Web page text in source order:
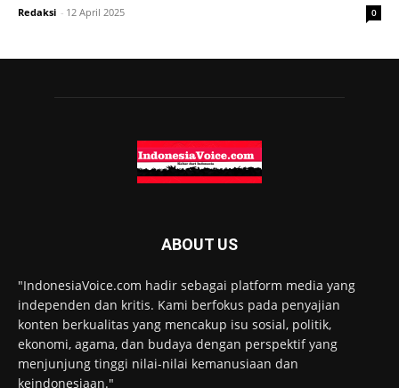
Redaksi - 12 April 2025 0
ABOUT US
"IndonesiaVoice.com hadir sebagai platform media yang
independen dan kritis. Kami berfokus pada penyajian
konten berkualitas yang mencakup isu sosial, politik,
ekonomi, agama, dan budaya dengan perspektif yang
menjunjung tinggi nilai-nilai kemanusiaan dan
keindonesiaan."